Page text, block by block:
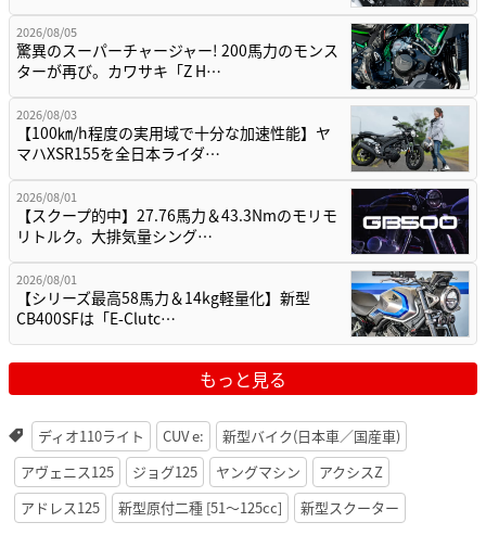
2026/08/05
驚異のスーパーチャージャー! 200馬力のモンス
ターが再び。カワサキ「Z H…
2026/08/03
【100㎞/h程度の実用域で十分な加速性能】ヤ
マハXSR155を全日本ライダ…
2026/08/01
【スクープ的中】27.76馬力＆43.3Nmのモリモ
リトルク。大排気量シング…
2026/08/01
【シリーズ最高58馬力＆14kg軽量化】新型
CB400SFは「E-Clutc…
もっと見る
ディオ110ライト CUV e:
新型バイク(日本車／国産車)
アヴェニス125
ジョグ125 ヤングマシン
アクシスZ
アドレス125
新型原付二種 [51〜125cc] 新型スクーター